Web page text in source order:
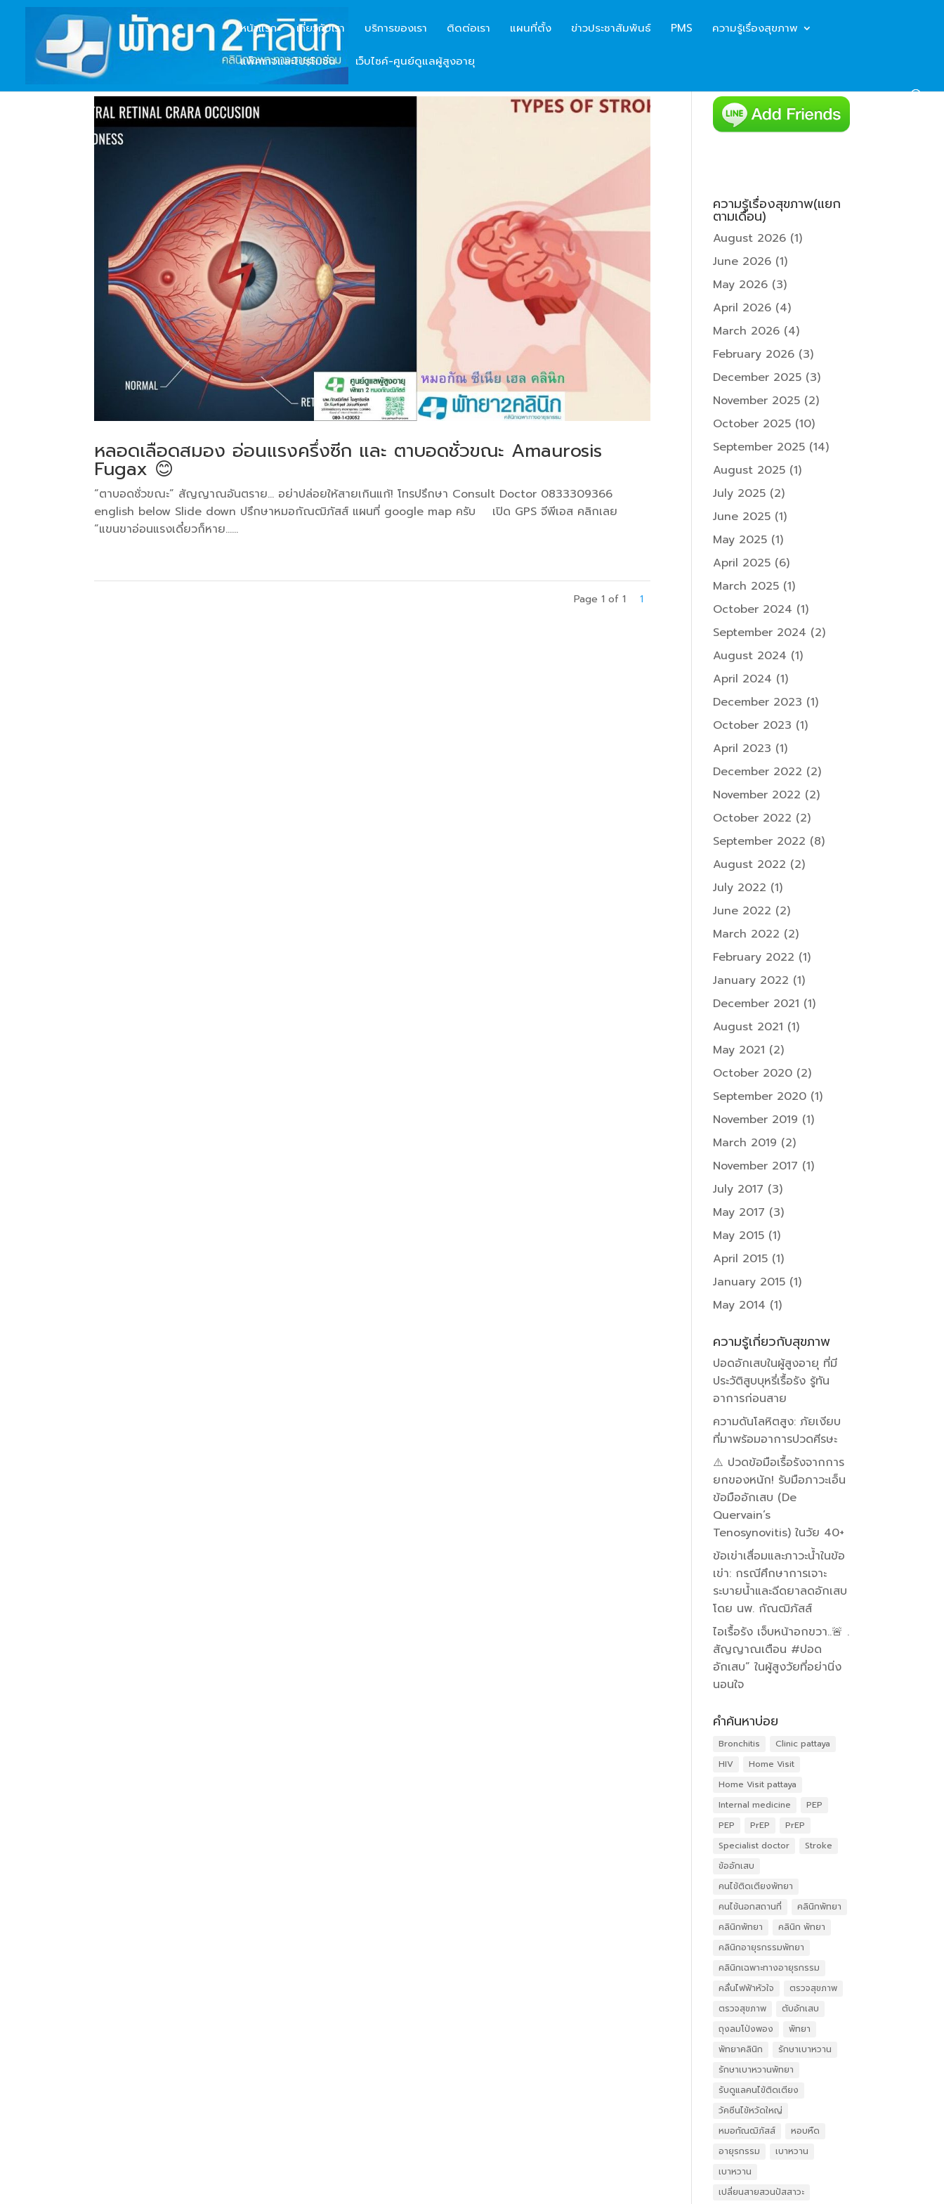
หน้าแรก เกี่ยวกับเรา บริการของเรา ติดต่อเรา แผนที่ตั้ง ข่าวประชาสัมพันธ์ PMS ความรู้เรื่องสุขภาพ
แพ็คเกจและโปรโมชั่น เว็บไซค์-ศูนย์ดูแลผู้สูงอายุ
หลอดเลือดสมอง อ่อนแรงครึ่งซีก และ ตาบอดชั่วขณะ Amaurosis
Fugax 😊
“ตาบอดชั่วขณะ” สัญญาณอันตราย… อย่าปล่อยให้สายเกินแก้! โทรปรึกษา Consult Doctor 0833309366
english below Slide down ปรึกษาหมอกัณฒิภัสส์ แผนที่ google map ครับ เปิด GPS จีพีเอส คลิกเลย
“แขนขาอ่อนแรงเดี๋ยวก็หาย…...
Page 1 of 1 1
ความรู้เรื่องสุขภาพ(แยก
ตามเดือน)
August 2026 (1)
June 2026 (1)
May 2026 (3)
April 2026 (4)
March 2026 (4)
February 2026 (3)
December 2025 (3)
November 2025 (2)
October 2025 (10)
September 2025 (14)
August 2025 (1)
July 2025 (2)
June 2025 (1)
May 2025 (1)
April 2025 (6)
March 2025 (1)
October 2024 (1)
September 2024 (2)
August 2024 (1)
April 2024 (1)
December 2023 (1)
October 2023 (1)
April 2023 (1)
December 2022 (2)
November 2022 (2)
October 2022 (2)
September 2022 (8)
August 2022 (2)
July 2022 (1)
June 2022 (2)
March 2022 (2)
February 2022 (1)
January 2022 (1)
December 2021 (1)
August 2021 (1)
May 2021 (2)
October 2020 (2)
September 2020 (1)
November 2019 (1)
March 2019 (2)
November 2017 (1)
July 2017 (3)
May 2017 (3)
May 2015 (1)
April 2015 (1)
January 2015 (1)
May 2014 (1)
ความรู้เกี่ยวกับสุขภาพ
ปอดอักเสบในผู้สูงอายุ ที่มี
ประวัติสูบบุหรี่เรื้อรัง รู้ทัน
อาการก่อนสาย
ความดันโลหิตสูง: ภัยเงียบ
ที่มาพร้อมอาการปวดศีรษะ
⚠️ ปวดข้อมือเรื้อรังจากการ
ยกของหนัก! รับมือภาวะเอ็น
ข้อมืออักเสบ (De
Quervain’s
Tenosynovitis) ในวัย 40+
ข้อเข่าเสื่อมและภาวะน้ำในข้อ
เข่า: กรณีศึกษาการเจาะ
ระบายน้ำและฉีดยาลดอักเสบ
โดย นพ. กัณฒิภัสส์
ไอเรื้อรัง เจ็บหน้าอกขวา..🚨 .
สัญญาณเตือน #ปอด
อักเสบ” ในผู้สูงวัยที่อย่านิ่ง
นอนใจ
คำค้นหาบ่อย
Bronchitis
Clinic pattaya
HIV
Home Visit
Home Visit pattaya
Internal medicine
PEP
PEP
PrEP
PrEP
Specialist doctor
Stroke
ข้ออักเสบ
คนไข้ติดเตียงพัทยา
คนไข้นอกสถานที่
คลินิกพัทยา
คลินิกพัทยา
คลินิก พัทยา
คลินิกอายุรกรรมพัทยา
คลินิกเฉพาะทางอายุรกรรม
คลื่นไฟฟ้าหัวใจ
ตรวจสุขภาพ
ตรวจสุขภาพ
ตับอักเสบ
ถุงลมโป่งพอง
พัทยา
พัทยาคลินิก
รักษาเบาหวาน
รักษาเบาหวานพัทยา
รับดูแลคนไข้ติดเตียง
วัคซีนไข้หวัดใหญ่
หมอกัณฒิภัสส์
หอบหืด
อายุรกรรม
เบาหวาน
เบาหวาน
เปลี่ยนสายสวนปัสสาวะ